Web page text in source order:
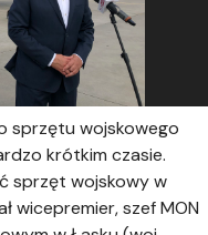
sprzętu wojskowego
krótkim czasie.
sprzęt wojskowy w
wicepremier, szef MON